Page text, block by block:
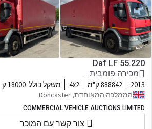
Daf LF 55.220
מכירה פומבית
2013 888842 ק"מ 4x2 משקל כולל: 18000 ק
הממלכה המאוחדת, Doncaster
COMMERCIAL VEHICLE AUCTIONS LIMITED
צור קשר עם המוכר